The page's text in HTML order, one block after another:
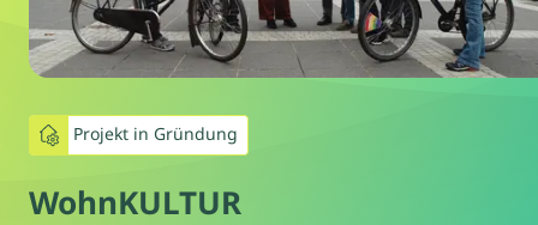
Projekt in Gründung
WohnKULTUR